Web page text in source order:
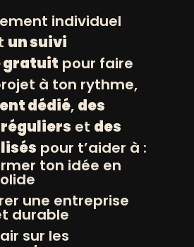
NEWSLETTERS
POSITIV 2026
individuel
un suivi
gratuit pour faire
à ton rythme,
dédié, des
et des
pour t’aider à :
ton idée en
une entreprise
durable
sur les